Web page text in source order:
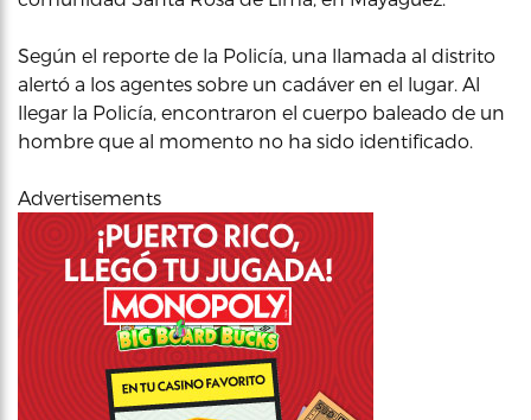
Según el reporte de la Policía, una llamada al distrito
alertó a los agentes sobre un cadáver en el lugar. Al
llegar la Policía, encontraron el cuerpo baleado de un
hombre que al momento no ha sido identificado.
Advertisements